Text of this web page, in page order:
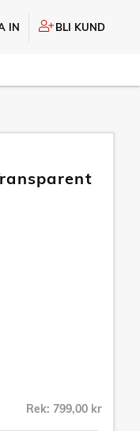
IN BLI KUND
Rek: 799,00 kr